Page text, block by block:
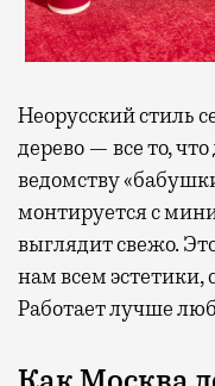
Неорусский стиль
дерево — все то,
ведомству
монтируется с
выглядит свежо.
нам всем эстетики,
Работает лучше